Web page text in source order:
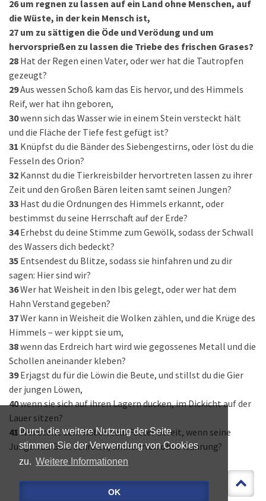
Durch die weitere Nutzung der Seite
stimmen Sie der Verwendung von Cookies
zu. Weitere Informationen
OK
26 um regnen zu lassen auf ein Land ohne Menschen, auf
die Wüste, in der kein Mensch ist,
27 um zu sättigen die Öde und Verödung und um
hervorsprießen zu lassen die Triebe des frischen Grases?
28 Hat der Regen einen Vater, oder wer hat die Tautropfen
gezeugt?
29Aus wessen Schoß kam das Eis hervor, und des Himmels
Reif, wer hat ihn geboren,
30wenn sich das Wasser wie in einem Stein versteckt hält
und die Fläche der Tiefe fest gefügt ist?
31 Knüpfst du die Bänder des Siebengestirns, oder löst du die
Fesseln des Orion?
32 Kannst du die Tierkreisbilder hervortreten lassen zu ihrer
Zeit und den Großen Bären leiten samt seinen Jungen?
33 Hast du die Ordnungen des Himmels erkannt, oder
bestimmst du seine Herrschaft auf der Erde?
34 Erhebst du deine Stimme zum Gewölk, sodass der Schwall
des Wassers dich bedeckt?
35 Entsendest du Blitze, sodass sie hinfahren und zu dir
sagen: Hier sind wir?
36Wer hat Weisheit in den Ibis gelegt, oder wer hat dem
Hahn Verstand gegeben?
37Wer kann in Weisheit die Wolken zählen, und die Krüge des
Himmels – wer kippt sie um,
38wenn das Erdreich hart wird wie gegossenes Metall und die
Schollen aneinander kleben?
39 Erjagst du für die Löwin die Beute, und stillst du die Gier
der jungen Löwen,
40wenn sie sich auf ihren Lagern ducken, im Dickicht auf der
Lauer sitzen?
41 Wer stellt dem Raben sein Futter bereit, wenn seine
Jungen zu Gott schreien, umherirren ohne Nahrung?